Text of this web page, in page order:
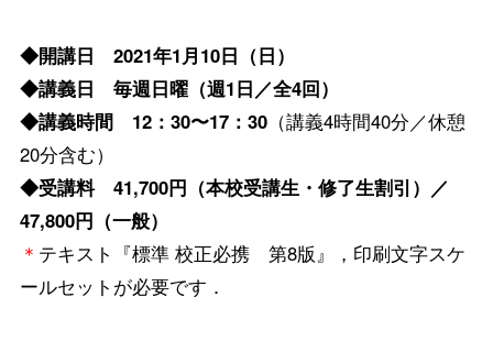
◆開講日 2021年1月10日（日）
◆講義日 毎週日曜（週1日／全4回）
◆講義時間 12：30〜17：30（講義4時間40分／休憩
20分含む）
◆受講料 41,700円（本校受講生・修了生割引）／
47,800円（一般）
＊ テキスト『標準 校正必携 第8版』，印刷文字スケ
ールセットが必要です．